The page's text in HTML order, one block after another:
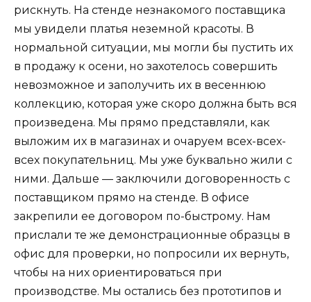
рискнуть. На стенде незнакомого поставщика
мы увидели платья неземной красоты. В
нормальной ситуации, мы могли бы пустить их
в продажу к осени, но захотелось совершить
невозможное и заполучить их в весеннюю
коллекцию, которая уже скоро должна быть вся
произведена. Мы прямо представляли, как
выложим их в магазинах и очаруем всех-всех-
всех покупательниц. Мы уже буквально жили с
ними. Дальше — заключили договоренность с
поставщиком прямо на стенде. В офисе
закрепили ее договором по-быстрому. Нам
прислали те же демонстрационные образцы в
офис для проверки, но попросили их вернуть,
чтобы на них ориентироваться при
производстве. Мы остались без прототипов и